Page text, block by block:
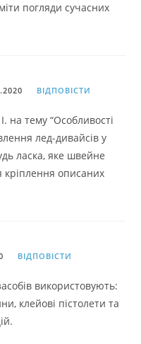
погляди сучасних
ВІДПОВІСТИ
на тему “Особливості
лед-дивайсів у
ласка, яке швейне
описаних
ВІДПОВІСТИ
використовують:
клейові пістолети та